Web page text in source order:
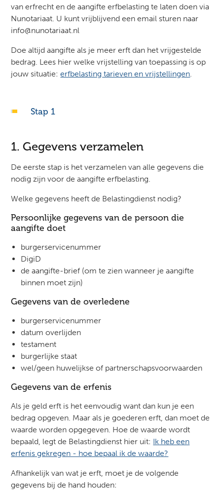
van erfrecht en de aangifte erfbelasting te laten doen via
Nunotariaat. U kunt vrijblijvend een email sturen naar
info@nunotariaat.nl
Doe altijd aangifte als je meer erft dan het vrijgestelde
bedrag. Lees hier welke vrijstelling van toepassing is op
jouw situatie:erfbelasting tarieven en vrijstellingen
Stap 1
1. Gegevens verzamelen
De eerste stap is het verzamelen van alle gegevens die
nodig zijn voor de aangifte erfbelasting.
Welke gegevens heeft de Belastingdienst nodig?
Persoonlijke gegevens van de persoon die
aangifte doet
burgerservicenummer
DigiD
de aangifte-brief (om te zien wanneer je aangifte
binnen moet zijn)
Gegevens van de overledene
burgerservicenummer
datum overlijden
testament
burgerlijke staat
wel/geen huwelijkse of partnerschapsvoorwaarden
Gegevens van de erfenis
Als je geld erft is het eenvoudig want dan kun je een
bedrag opgeven. Maar als je goederen erft, dan moet de
waarde worden opgegeven. Hoe de waarde wordt
bepaald, legt de Belastingdienst hier uit: Ik heb een
erfenis gekregen - hoe bepaal ik de waarde?
Afhankelijk van wat je erft, moet je de volgende
gegevens bij de hand houden: